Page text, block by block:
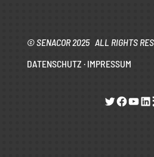
© SENACOR 2025 ALL RIGHTS
DATENSCHUTZ · IMPRESSUM
Twitter